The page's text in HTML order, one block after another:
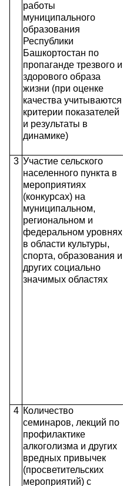
работы
муниципального
образования
Республики
Башкортостан по
пропаганде трезвого и
здорового образа
жизни (при оценке
качества учитываются
критерии показателей
и результаты в
динамике)
3 Участие сельского
населенного пункта в
мероприятиях
(конкурсах) на
муниципальном,
региональном и
федеральном уровнях
в области культуры,
спорта, образования и
других социально
значимых областях
4 Количество
семинаров, лекций по
профилактике
алкоголизма и других
вредных привычек
(просветительских
мероприятий) с